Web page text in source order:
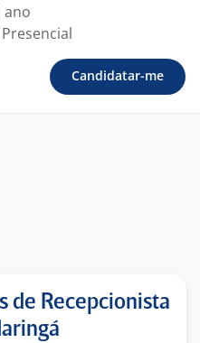
ano
Presencial
Candidatar-me
de Recepcionista